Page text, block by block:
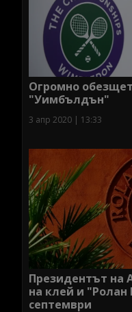
Огромно
"Уимбълдън"
3 апр 2020 | 13:33
Президентът на
на клей и "Ролан
септември